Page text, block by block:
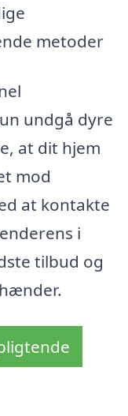
metoder
undgå dyre
at dit hjem
mod
at kontakte
i
tilbud og